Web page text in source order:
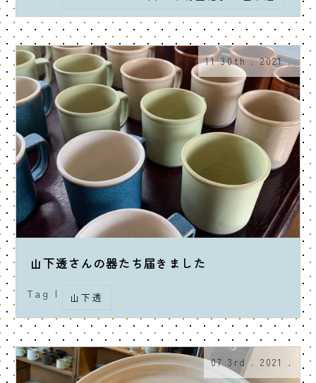
11 30th . 2021 .
山下透さんの器たち届きました
Tag | 山下透
07 3rd . 2021 .